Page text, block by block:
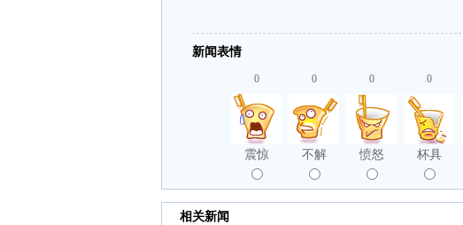
新闻表情
0
震惊
0
不解
0
愤怒
0
杯具
相关新闻